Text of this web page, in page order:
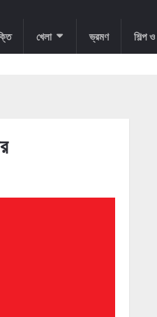
খেলা ভ্রমণ শিল্প